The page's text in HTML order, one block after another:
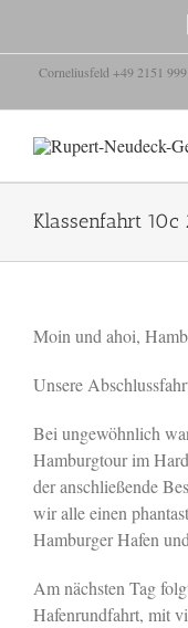
springenCorneliusfeld +49 2151
Klassenfahrt 10c
Moin und ahoi,
Unsere
Bei ungewöhnlich
Hamburgtour im
der anschließende
wir alle einen
Hamburger Hafen
Am nächsten Tag
Hafenrundfahrt, mit